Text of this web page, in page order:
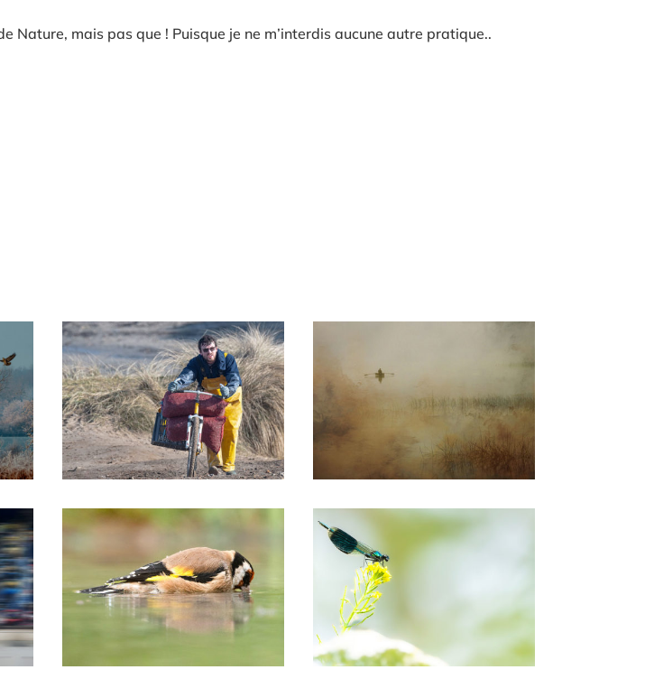
Nature, mais pas que ! Puisque je ne m’interdis aucune autre pratique..